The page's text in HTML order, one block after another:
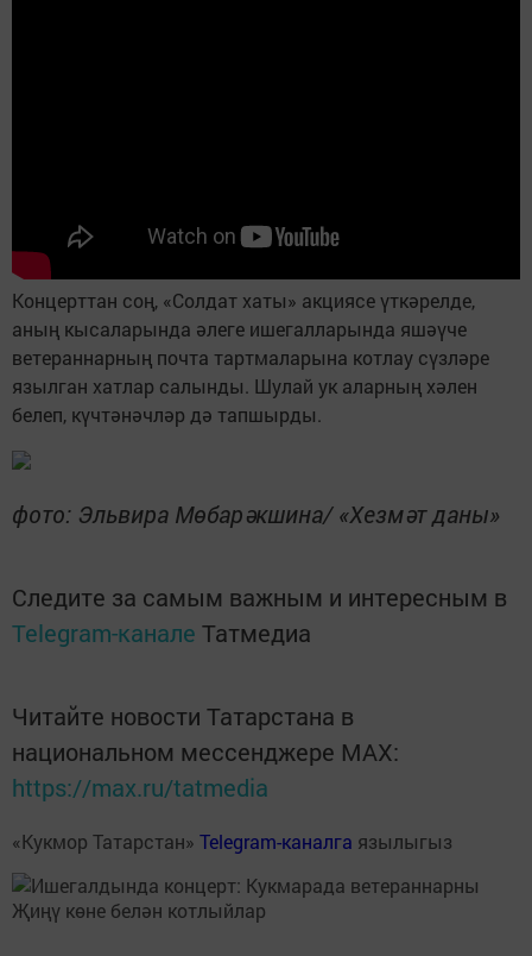
Концерттан соң, «Солдат хаты» акциясе үткәрелде,
аның кысаларында әлеге ишегалларында яшәүче
ветераннарның почта тартмаларына котлау сүзләре
язылган хатлар салынды. Шулай ук аларның хәлен
белеп, күчтәнәчләр дә тапшырды.
фото: Эльвира Мөбарәкшина/ «Хезмәт даны»
Следите за самым важным и интересным в
Telegram-канале Татмедиа
Читайте новости Татарстана в
национальном мессенджере MАХ:
https://max.ru/tatmedia
«Кукмор Татарстан» Telegram-каналга язылыгыз